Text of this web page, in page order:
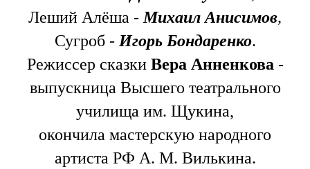
Леший Алёша - Михаил Анисимов,
Сугроб - Игорь Бондаренко.
Режиссер сказки Вера Анненкова -
выпускница Высшего театрального
училища им. Щукина,
окончила мастерскую народного
артиста РФ А. М. Вилькина.